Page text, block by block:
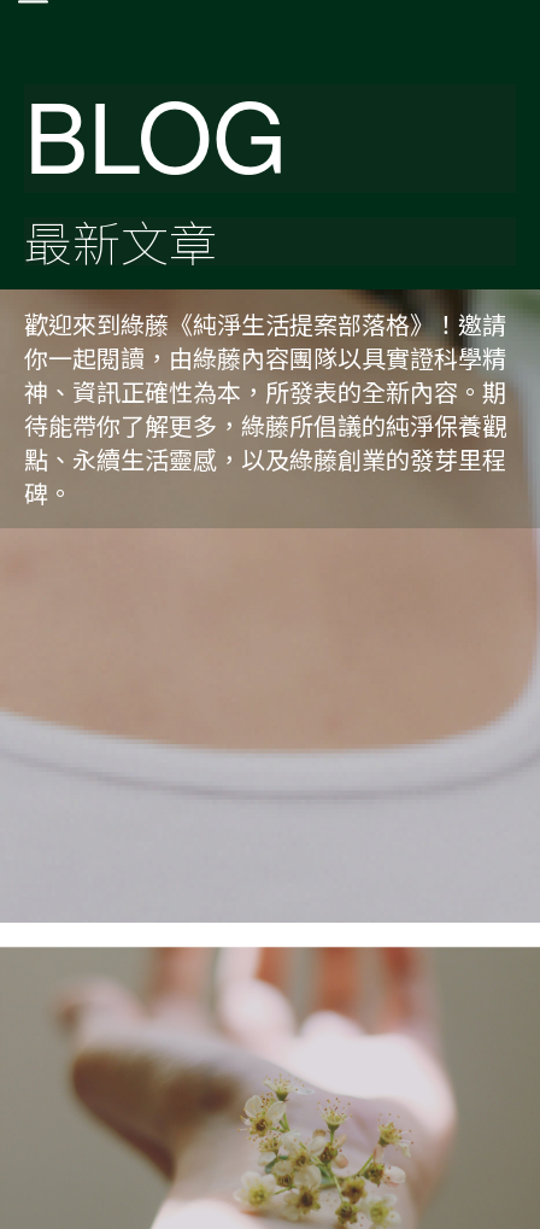
BLOG
最新文章
歡迎來到綠藤《純淨生活提案部落格》！邀請
你一起閱讀，由綠藤內容團隊以具實證科學精
神、資訊正確性為本，所發表的全新內容。期
待能帶你了解更多，綠藤所倡議的純淨保養觀
點、永續生活靈感，以及綠藤創業的發芽里程
碑。